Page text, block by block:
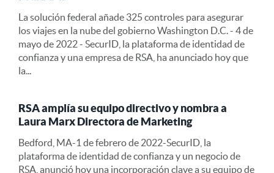
La solución federal añade 325 controles para asegurar
los viajes en la nube del gobierno Washington D.C. - 4 de
mayo de 2022 - SecurID, la plataforma de identidad de
confianza y una empresa de RSA, ha anunciado hoy que
la...
RSA amplía su equipo directivo y nombra a
Laura Marx Directora de Marketing
Bedford, MA-1 de febrero de 2022-SecurID, la
plataforma de identidad de confianza y un negocio de
RSA, anunció hoy una incorporación clave a su equipo de